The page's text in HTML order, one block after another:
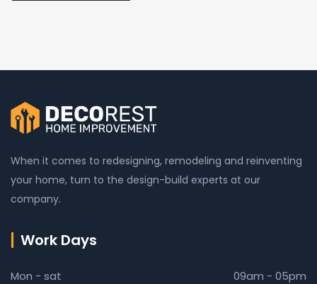
When it comes to redesigning, remodeling and reinventing
your home, turn to the design-build experts at our
company.
Work Days
Mon - sat 09am - 05pm